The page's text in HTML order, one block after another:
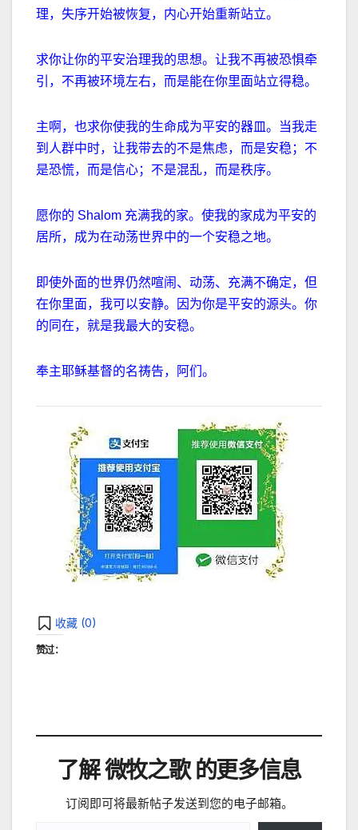
理，失序开始被恢复，内心开始重新站立。
求你让你的平安治理我的思想。让我不再被恐惧牵
引，不再被环境左右，而是能在你里面站立得稳。
主啊，也求你使我的生命成为平安的器皿。当我走
到人群中时，让我带去的不是焦虑，而是安稳；不
是恐慌，而是信心；不是混乱，而是秩序。
愿你的 Shalom 充满我的家。使我的家成为平安的
居所，成为在动荡世界中的一个安稳之地。
即使外面的世界仍然喧闹、动荡、充满不确定，但
在你里面，我可以安静。
因为你是平安的源头。你
的同在，就是我最大的安稳。
奉主耶稣基督的名祷告，阿们。
收藏 (0)
赞过：
了解 微牧之歌 的更多信息
订阅即可将最新帖子发送到您的电子邮箱。